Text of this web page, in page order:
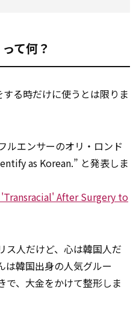
て何？
する時だけに使うとは限りま
ルエンサーのオリ・ロンド
as Korean.” と発表しま
After Surgery to
ス人だけど、心は韓国人だ
は韓国出身の人気グルー
で、大金をかけて整形しま